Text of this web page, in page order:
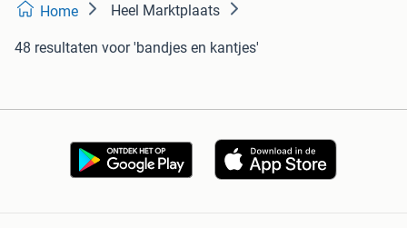
Home Heel Marktplaats
48 resultaten voor 'bandjes en kantjes'